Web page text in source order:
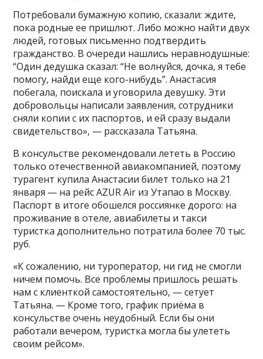
Потребовали бумажную копию, сказали: ждите,
пока родные ее пришлют. Либо можно найти двух
людей, готовых письменно подтвердить
гражданство. В очереди нашлись неравнодушные:
“Один дедушка сказал: “Не волнуйся, дочка, я тебе
помогу, найди еще кого-нибудь”. Анастасия
побегала, поискала и уговорила девушку. Эти
добровольцы написали заявления, сотрудники
сняли копии с их паспортов, и ей сразу выдали
свидетельство», — рассказала Татьяна.
В консульстве рекомендовали лететь в Россию
только отечественной авиакомпанией, поэтому
турагент купила Анастасии билет только на 21
января — на рейс AZUR Air из Утапао в Москву.
Паспорт в итоге обошелся россиянке дорого: на
проживание в отеле, авиабилеты и такси
туристка дополнительно потратила более 70 тыс.
руб.
«К сожалению, ни туроператор, ни гид не смогли
ничем помочь. Все проблемы пришлось решать
нам с клиенткой самостоятельно, — сетует
Татьяна. — Кроме того, график приёма в
консульстве очень неудобный. Если бы они
работали вечером, туристка могла бы улететь
своим рейсом».